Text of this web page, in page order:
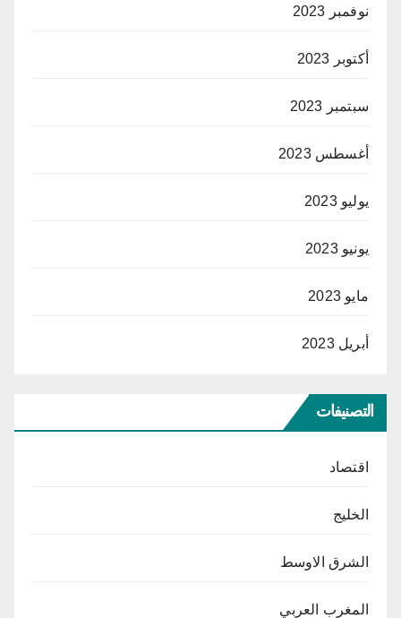
نوفمبر 2023
أكتوبر 2023
سبتمبر 2023
أغسطس 2023
يوليو 2023
يونيو 2023
مايو 2023
أبريل 2023
التصنيفات
اقتصاد
الخليج
الشرق الاوسط
المغرب العربي